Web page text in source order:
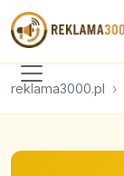
reklama3000.pl